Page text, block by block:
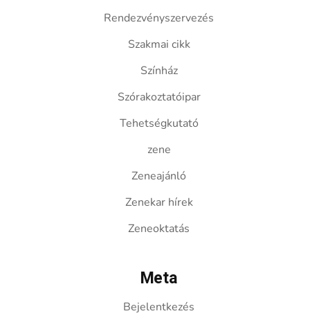
Rendezvényszervezés
Szakmai cikk
Színház
Szórakoztatóipar
Tehetségkutató
zene
Zeneajánló
Zenekar hírek
Zeneoktatás
Meta
Bejelentkezés